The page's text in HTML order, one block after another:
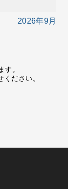
2026年9月
。
ださい。